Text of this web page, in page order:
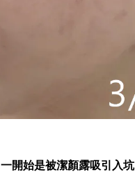
一開始是被潔顏露吸引入坑